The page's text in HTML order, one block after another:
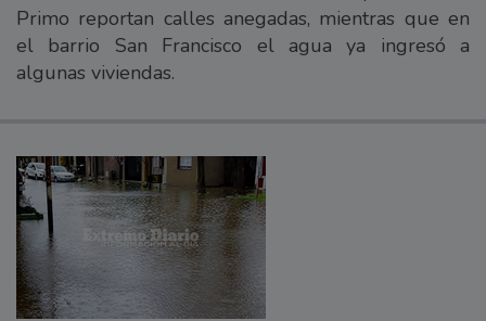
Primo reportan calles anegadas, mientras que en
el barrio San Francisco el agua ya ingresó a
algunas viviendas.